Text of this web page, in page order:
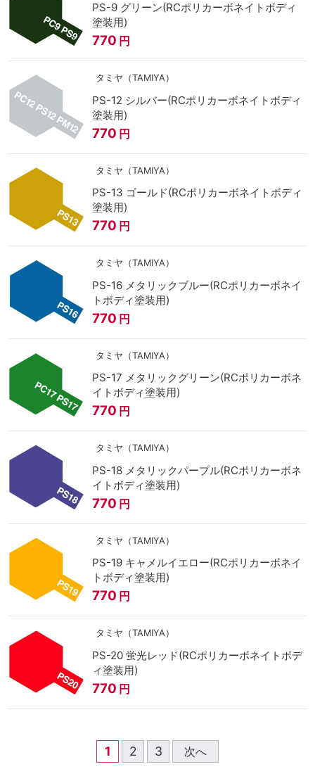
PS-9 グリーン(RCポリカーボネイトボディ
塗装用)
770 円
タミヤ（TAMIYA）
PS-12 シルバー(RCポリカーボネイトボディ
塗装用)
770 円
タミヤ（TAMIYA）
PS-13 ゴールド(RCポリカーボネイトボディ
塗装用)
770 円
タミヤ（TAMIYA）
PS-16 メタリックブルー(RCポリカーボネイ
トボディ塗装用)
770 円
タミヤ（TAMIYA）
PS-17 メタリックグリーン(RCポリカーボネ
イトボディ塗装用)
770 円
タミヤ（TAMIYA）
PS-18 メタリックパープル(RCポリカーボネ
イトボディ塗装用)
770 円
タミヤ（TAMIYA）
PS-19 キャメルイエロー(RCポリカーボネイ
トボディ塗装用)
770 円
タミヤ（TAMIYA）
PS-20 蛍光レッド(RCポリカーボネイトボデ
ィ塗装用)
770 円
1 2 3 次へ